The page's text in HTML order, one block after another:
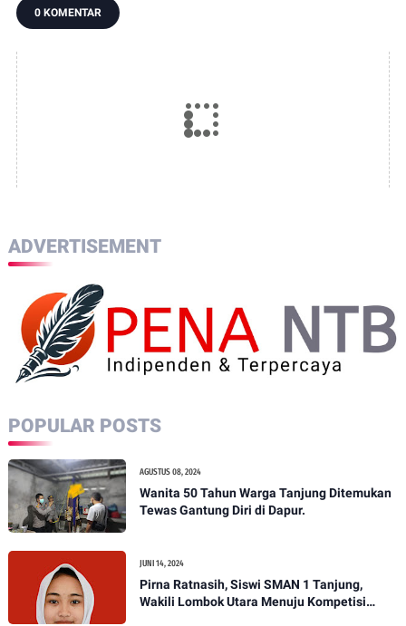
0 KOMENTAR
ADVERTISEMENT
POPULAR POSTS
AGUSTUS 08, 2024
Wanita 50 Tahun Warga Tanjung Ditemukan
Tewas Gantung Diri di Dapur.
JUNI 14, 2024
Pirna Ratnasih, Siswi SMAN 1 Tanjung,
Wakili Lombok Utara Menuju Kompetisi